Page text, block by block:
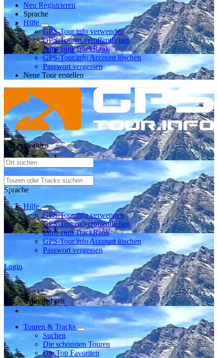
Neu Registrieren
Sprache
Hilfe
GPS-Tour.info verwenden
GPS-Touren veröffentlichen
Infos zum TrackRank
GPS-Tour.info Account löschen
Passwort vergessen
Neue Tour erstellen
Ort auswählen
Sprache
Hilfe
GPS-Tour.info verwenden
GPS-Touren veröffentlichen
Infos zum TrackRank
GPS-Tour.info Account löschen
Passwort vergessen
Login
Mitglied seit
Touren & Tracks
Suchen
Die schönsten Touren
Die Top Favoriten